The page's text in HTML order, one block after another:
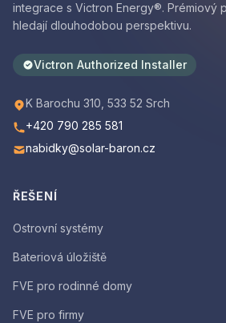
integrace s Victron Energy®. Prémiový
hledají dlouhodobou perspektivu.
Victron Authorized Installer
K Barochu 310, 533 52 Srch
+420 790 285 581
nabidky@solar-baron.cz
ŘEŠENÍ
Ostrovní systémy
Bateriová úložiště
FVE pro rodinné domy
FVE pro firmy